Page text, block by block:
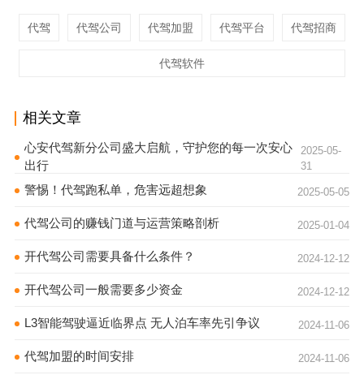
代驾 代驾公司 代驾加盟 代驾平台 代驾招商
代驾软件
相关文章
心安代驾新分公司盛大启航，守护您的每一次安心
出行
2025-05-
31
警惕！代驾跑私单，危害远超想象 2025-05-05
代驾公司的赚钱门道与运营策略剖析 2025-01-04
开代驾公司需要具备什么条件？ 2024-12-12
开代驾公司一般需要多少资金 2024-12-12
L3智能驾驶逼近临界点 无人泊车率先引争议 2024-11-06
代驾加盟的时间安排 2024-11-06